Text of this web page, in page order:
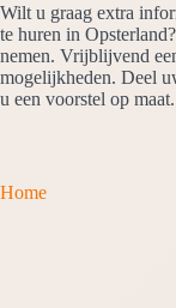
Wilt u graag extra
te huren in
nemen. Vrijblijvend
mogelijkheden. Deel
u een voorstel op maat.
Home